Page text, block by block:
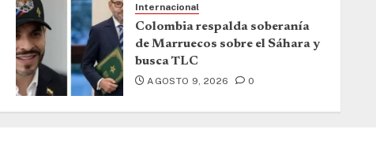
Internacional
Colombia respalda soberanía
de Marruecos sobre el Sáhara y
busca TLC
AGOSTO 9, 2026 0